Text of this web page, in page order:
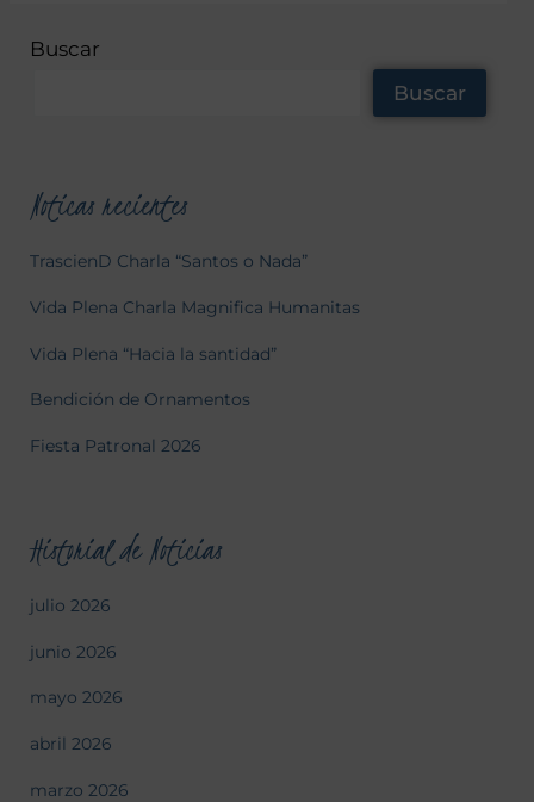
Buscar
Buscar
Noticas recientes
TrascienD Charla “Santos o Nada”
Vida Plena Charla Magnifica Humanitas
Vida Plena “Hacia la santidad”
Bendición de Ornamentos
Fiesta Patronal 2026
Historial de Noticias
julio 2026
junio 2026
mayo 2026
abril 2026
marzo 2026